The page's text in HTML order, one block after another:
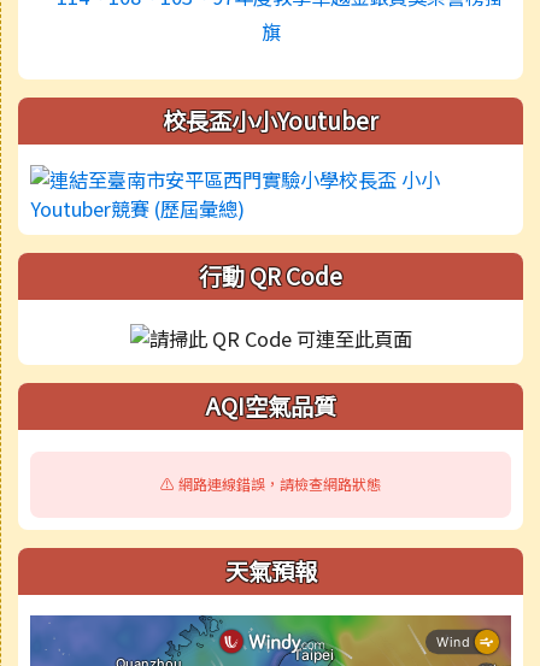
校長盃小小Youtuber
行動 QR Code
AQI空氣品質
⚠️ 網路連線錯誤，請檢查網路狀態
天氣預報